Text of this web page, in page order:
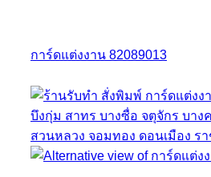
การ์ดแต่งงาน 82089013